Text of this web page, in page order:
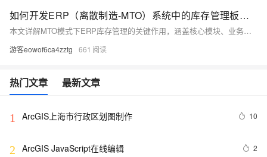
如何开发ERP（离散制造-MTO）系统中的库存管理板块（附架构图+流程图+代码参考）
本文详解MTO模式下ERP库存管理的关键作用，涵盖核心模块、业务流程、开发技巧与代码示例，助力制造企业提升库存周转率、降低缺货风险，实现高效精准的库存管控。
游客eowof6ca4zztg 661
热门文章 最新文章
1 ArcGIS上海市行政区划图制作 10
2 ArcGIS JavaScript在线编辑 2